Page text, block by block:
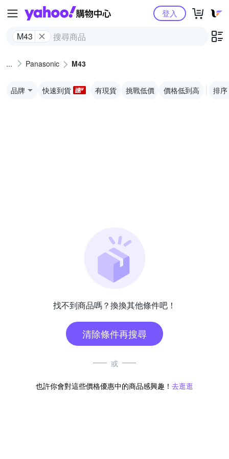
Yahoo購物中心
M43
登入
Panasonic M43
品牌 快速到貨 有現貨 挑戰低價 價格低到高 排序
找不到商品嗎？換換其他條件吧！
清除條件再搜尋
或
也許你會對這些價格優惠中的商品感興趣！ 去逛逛